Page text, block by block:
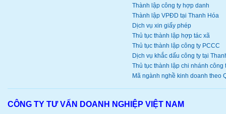
Thành lập công ty hợp danh
Thành lập VPĐD tại Thanh Hóa
Dịch vụ xin giấy phép
Thủ tục thành lập hợp tác xã
Thủ tục thành lập công ty PCCC
Dịch vụ khắc dấu công ty tại
Thủ tục thành lập chi nhánh công
Mã ngành nghề kinh doanh theo
CÔNG TY TƯ VẤN DOANH NGHIỆP VIỆT NAM